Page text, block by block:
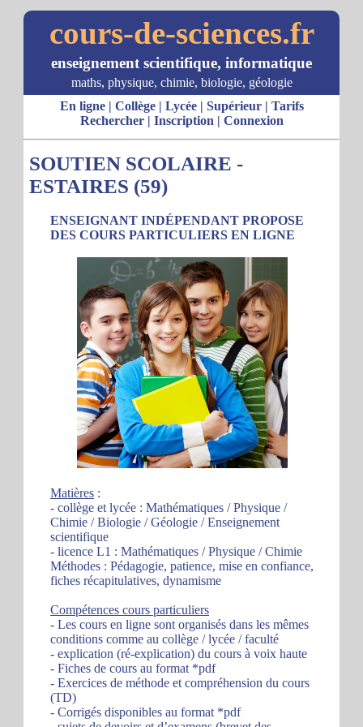
cours-de-sciences.fr
enseignement scientifique, informatique
maths, physique, chimie, biologie, géologie
En ligne| Collège| Lycée| Supérieur| Tarifs
Rechercher| Inscription | Connexion
SOUTIEN SCOLAIRE -
ESTAIRES (59)
ENSEIGNANT INDÉPENDANT PROPOSE
DES COURS PARTICULIERS EN LIGNE
Matières :
- collège et lycée : Mathématiques / Physique /
Chimie / Biologie / Géologie / Enseignement
scientifique
- licence L1 : Mathématiques / Physique / Chimie
Méthodes : Pédagogie, patience, mise en confiance,
fiches récapitulatives, dynamisme
Compétences cours particuliers
- Les cours en ligne sont organisés dans les mêmes
conditions comme au collège / lycée / faculté
- explication (ré-explication) du cours à voix haute
- Fiches de cours au format *pdf
- Exercices de méthode et compréhension du cours
(TD)
- Corrigés disponibles au format *pdf